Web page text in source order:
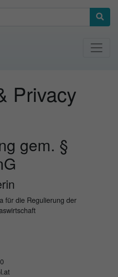
Privacy
gem. §
für die Regulierung der